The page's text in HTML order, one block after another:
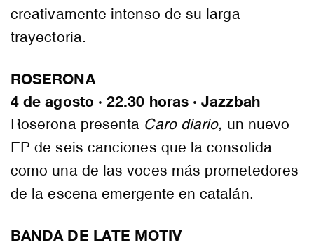
creativamente intenso de su larga
trayectoria.
ROSERONA
4 de agosto · 22.30 horas · Jazzbah
Roserona presenta Caro diario, un nuevo
EP de seis canciones que la consolida
como una de las voces más prometedores
de la escena emergente en catalán.
BANDA DE LATE MOTIV